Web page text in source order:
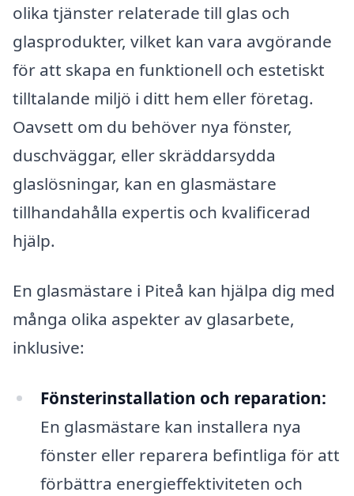
olika tjänster relaterade till glas och
glasprodukter, vilket kan vara avgörande
för att skapa en funktionell och estetiskt
tilltalande miljö i ditt hem eller företag.
Oavsett om du behöver nya fönster,
duschväggar, eller skräddarsydda
glaslösningar, kan en glasmästare
tillhandahålla expertis och kvalificerad
hjälp.
En glasmästare i Piteå kan hjälpa dig med
många olika aspekter av glasarbete,
inklusive:
Fönsterinstallation och reparation:
En glasmästare kan installera nya
fönster eller reparera befintliga för att
förbättra energieffektiviteten och